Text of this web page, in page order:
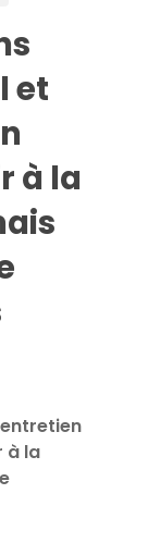
et
à la
à la